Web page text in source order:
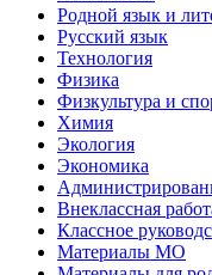
Родной язык и
Русский язык
Технология
Физика
Физкультура и
Химия
Экология
Экономика
Внеклассная
Классное
Материалы МО